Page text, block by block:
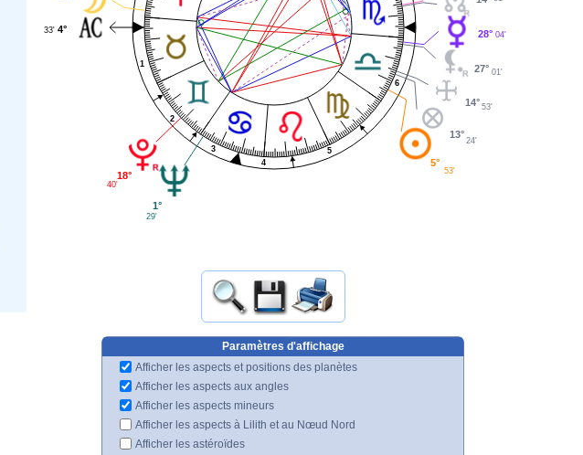
1
2
3
4
5
6
4°
33'
18°
40'
1°
29'
5°
53'
13°
24'
14° 53'
27° 01'
28° 04'
Paramètres d'affichage
Afficher les aspects et positions des planètes
Afficher les aspects aux angles
Afficher les aspects mineurs
Afficher les aspects à Lilith et au Nœud Nord
Afficher les astéroïdes